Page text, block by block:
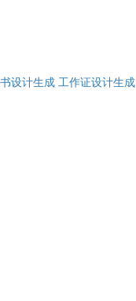
设计生成 工作证设计生成